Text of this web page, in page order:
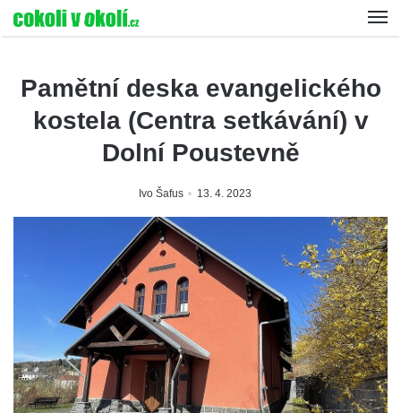
Pamětní deska evangelického
kostela (Centra setkávání) v
Dolní Poustevně
Ivo Šafus 13. 4. 2023